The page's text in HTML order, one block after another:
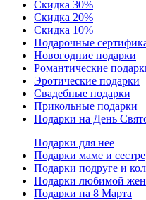
Скидка 30%
Скидка 20%
Скидка 10%
Подарочные
Новогодние подарки
Романтические
Эротические подарки
Свадебные подарки
Прикольные подарки
Подарки на День
Подарки для нее
Подарки маме и сестре
Подарки подруге и
Подарки любимой
Подарки на 8 Марта